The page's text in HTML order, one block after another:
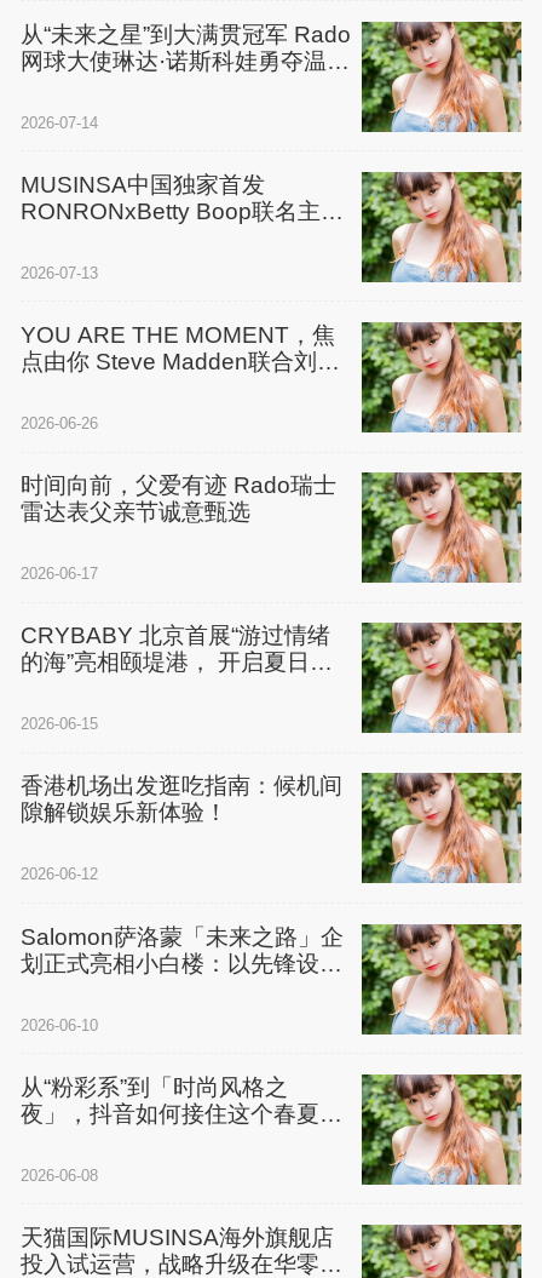
从“未来之星”到大满贯冠军 Rado
网球大使琳达·诺斯科娃勇夺温网
2026-07-14
MUSINSA中国独家首发
RONRONxBetty Boop联名主题
中国
2026-07-13
YOU ARE THE MOMENT，焦
点由你 Steve Madden联合刘柏
2026-06-26
时间向前，父爱有迹 Rado瑞士
雷达表父亲节诚意甄选
2026-06-17
CRYBABY 北京首展“游过情绪
的海”亮相颐堤港， 开启夏日沙
2026-06-15
香港机场出发逛吃指南：候机间
隙解锁娱乐新体验！
2026-06-12
Salomon萨洛蒙「未来之路」企
划正式亮相小白楼：以先锋设计
2026-06-10
从“粉彩系”到「时尚风格之
夜」，抖音如何接住这个春夏的
2026-06-08
天猫国际MUSINSA海外旗舰店
投入试运营，战略升级在华零售